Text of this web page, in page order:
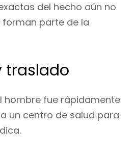
del hecho aún no
parte de la
traslado
hombre fue rápidamente
un centro de salud para